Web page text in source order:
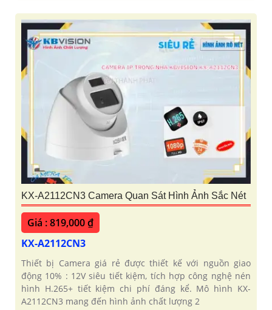
KX-A2112CN3 Camera Quan Sát Hình Ảnh Sắc Nét
Giá : 819,000 ₫
KX-A2112CN3
Thiết bị Camera giá rẻ được thiết kế với nguồn giao
động 10% : 12V siêu tiết kiệm, tích hợp công nghệ nén
hình H.265+ tiết kiệm chi phí đáng kể. Mô hình KX-
A2112CN3 mang đến hình ảnh chất lượng 2